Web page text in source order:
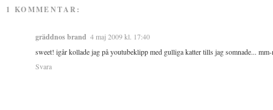
1 KOMMENTAR:
gräddnos brand 4 maj 2009 kl. 17:40
sweet! igår kollade jag på youtubeklipp med gulliga katter tills jag somnade...
Svara